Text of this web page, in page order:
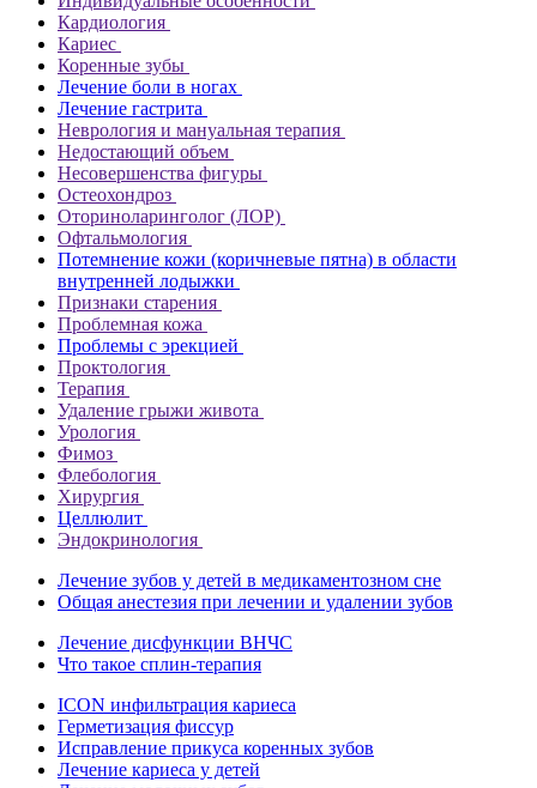
Кардиология
Кариес
Коренные зубы
Лечение боли в ногах
Лечение гастрита
Неврология и мануальная терапия
Недостающий объем
Несовершенства фигуры
Остеохондроз
Оториноларинголог (ЛОР)
Офтальмология
Потемнение кожи (коричневые пятна) в области
внутренней лодыжки
Признаки старения
Проблемная кожа
Проблемы с эрекцией
Проктология
Терапия
Удаление грыжи живота
Урология
Фимоз
Флебология
Хирургия
Целлюлит
Эндокринология
Лечение зубов у детей в медикаментозном сне
Общая анестезия при лечении и удалении зубов
Лечение дисфункции ВНЧС
Что такое сплин-терапия
ICON инфильтрация кариеса
Герметизация фиссур
Исправление прикуса коренных зубов
Лечение кариеса у детей